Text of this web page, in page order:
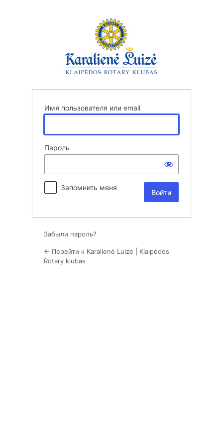
Имя пользователя или email
Пароль
Запомнить меня
Забыли пароль?
← Перейти к Karalienė Luizė | Klaipėdos
Rotary klubas